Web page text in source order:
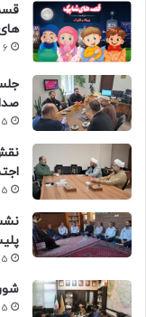
6 ساعت پیش
15
15
15
15